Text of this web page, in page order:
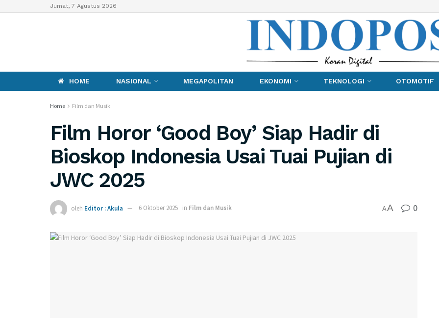
Jumat, 7 Agustus 2026
HOME NASIONAL MEGAPOLITAN EKONOMI TEKNOLOGI OTOMOTIF
Home Film dan Musik
Film Horor ‘Good Boy’ Siap Hadir di
Bioskop Indonesia Usai Tuai Pujian di
JWC 2025
oleh Editor : Akula 6 Oktober 2025 in Film dan Musik AA 0